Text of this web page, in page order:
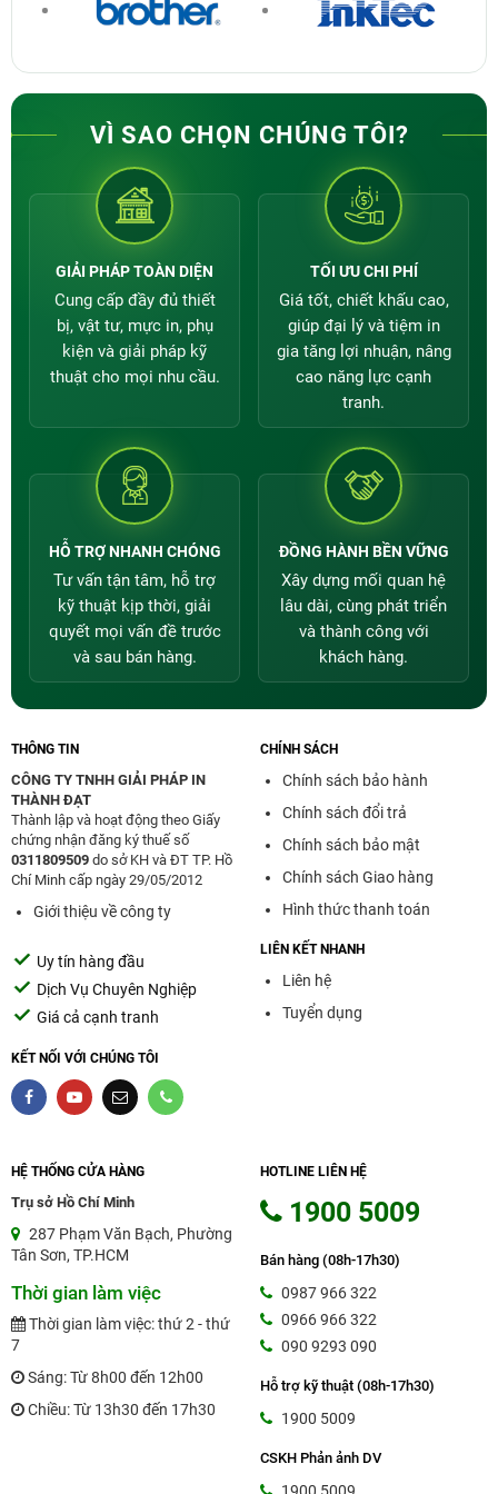
Đạt khẳng định tiết kiệm được tới 80% chi phí
công nghệ in Offset nhờ sản phẩm này
Mực In Dye UV Canon 100ml Thành Đạt tươi
-Mực In Dye UV Thành Đạt 100ml : Đây là loại
mực chuyên dùng cho
Máy in Epson hoặc
Máy in
màu Canon. Ưu điểm của sản phẩm là chi phí
khá rẻ nhưng hình ảnh vẫn sắc nét; sống động.
Loại mực này còn có thể chống lại tia cực tím;
hình ảnh bền màu theo thời gian. Khách hàng
của Thành Đạt có 6 lựa chọn màu sắc gồm:
Black, Cyan, Magenta, Yellow, Light Cyan, Light
Mực in liên tục Thành Đạt chất lượng tốt
-Mực In Canon Dye UV Inksun Kháng Nắng -
Bền Màu: Đây là sản phẩm cực kỳ phù hợp với
điểm lớn nhất của sản phẩm là màu sắc vẫn đạt
90% so với những nhóm mực dye truyền thống;
15-20 ngày. Tuổi thọ bản in vì thế được nâng
cao.
-Mực In Chuyển Nhiệt InkTec 100ml
chuyên dùng trong lĩnh vực in chuyển lên áo;
InkTec 100ml có 6 màu (đen; canh dương; đỏ;
vàng; đỏ nhạt; xanh dương nhạt). Máy in Epson
, L1300, L800,…hay các dòng máy in khổ
lớn khác rất thích hợp với loại mực này. Sản
phẩm lên màu chuẩn; độ dẫn mực tốt không gây
hại và không làm tắc đầu phun.
VÌ SAO CHỌN CHÚNG TÔI?
GIẢI PHÁP TOÀN DIỆN
Cung cấp đầy đủ thiết
bị, vật tư, mực in, phụ
kiện và giải pháp kỹ
thuật cho mọi nhu cầu.
TỐI ƯU CHI PHÍ
Giá tốt, chiết khấu cao,
giúp đại lý và tiệm in
gia tăng lợi nhuận, nâng
cao năng lực cạnh
tranh.
HỖ TRỢ NHANH CHÓNG
Tư vấn tận tâm, hỗ trợ
kỹ thuật kịp thời, giải
quyết mọi vấn đề trước
và sau bán hàng.
ĐỒNG HÀNH BỀN VỮNG
Xây dựng mối quan hệ
lâu dài, cùng phát triển
và thành công với
khách hàng.
THÔNG TIN
CÔNG TY TNHH GIẢI PHÁP IN
THÀNH ĐẠT
Thành lập và hoạt động theo Giấy
chứng nhận đăng ký thuế số
0311809509 do sở KH và ĐT TP. Hồ
Chí Minh cấp ngày 29/05/2012
Giới thiệu về công ty
Uy tín hàng đầu
Dịch Vụ Chuyên Nghiệp
Giá cả cạnh tranh
KẾT NỐI VỚI CHÚNG TÔI
CHÍNH SÁCH
Chính sách bảo hành
Chính sách đổi trả
Chính sách bảo mật
Chính sách Giao hàng
Hình thức thanh toán
LIÊN KẾT NHANH
Liên hệ
Tuyển dụng
HỆ THỐNG CỬA HÀNG
Trụ sở Hồ Chí Minh
287 Phạm Văn Bạch, Phường
Tân Sơn, TP.HCM
Thời gian làm việc
Thời gian làm việc: thứ 2 - thứ
7
Sáng: Từ 8h00 đến 12h00
Chiều: Từ 13h30 đến 17h30
HOTLINE LIÊN HỆ
1900 5009
Bán hàng (08h-17h30)
0987 966 322
0966 966 322
090 9293 090
Hỗ trợ kỹ thuật (08h-17h30)
1900 5009
CSKH Phản ảnh DV